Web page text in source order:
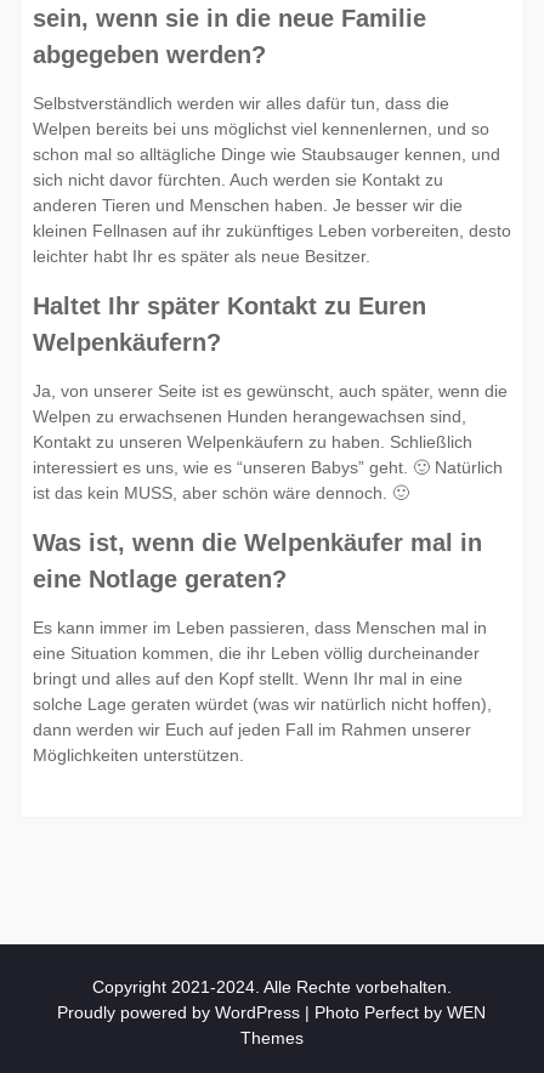
sein, wenn sie in die neue Familie
abgegeben werden?
Selbstverständlich werden wir alles dafür tun, dass die
Welpen bereits bei uns möglichst viel kennenlernen, und so
schon mal so alltägliche Dinge wie Staubsauger kennen, und
sich nicht davor fürchten. Auch werden sie Kontakt zu
anderen Tieren und Menschen haben. Je besser wir die
kleinen Fellnasen auf ihr zukünftiges Leben vorbereiten, desto
leichter habt Ihr es später als neue Besitzer.
Haltet Ihr später Kontakt zu Euren
Welpenkäufern?
Ja, von unserer Seite ist es gewünscht, auch später, wenn die
Welpen zu erwachsenen Hunden herangewachsen sind,
Kontakt zu unseren Welpenkäufern zu haben. Schließlich
interessiert es uns, wie es “unseren Babys” geht. 🙂 Natürlich
ist das kein MUSS, aber schön wäre dennoch. 🙂
Was ist, wenn die Welpenkäufer mal in
eine Notlage geraten?
Es kann immer im Leben passieren, dass Menschen mal in
eine Situation kommen, die ihr Leben völlig durcheinander
bringt und alles auf den Kopf stellt. Wenn Ihr mal in eine
solche Lage geraten würdet (was wir natürlich nicht hoffen),
dann werden wir Euch auf jeden Fall im Rahmen unserer
Möglichkeiten unterstützen.
Copyright 2021-2024. Alle Rechte vorbehalten.
Proudly powered by WordPress | Photo Perfect byWEN
Themes